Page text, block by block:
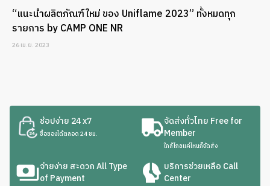
“แนะนำผลิตภัณฑ์ใหม่ ของ Uniflame 2023” ทั้งหมดทุก
รายการ by CAMP ONE NR
26 เม.ย. 2023
ช้อปง่าย 24 x7
ซื้อของได้ตลอด 24 ชม.
จัดส่งทั่วไทย Free for
Member
ใกล้ไกลแค่ไหนก็จัดส่ง
จ่ายง่าย สะดวก All Type
of Payment
บริการช่วยเหลือ Call
Center